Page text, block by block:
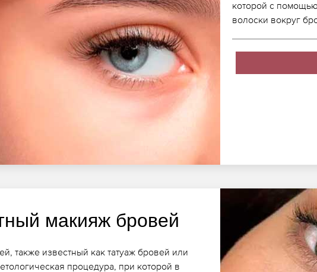
которой с
волоски вокруг
макияж бровей
также известный как татуаж бровей или
процедура, при которой в